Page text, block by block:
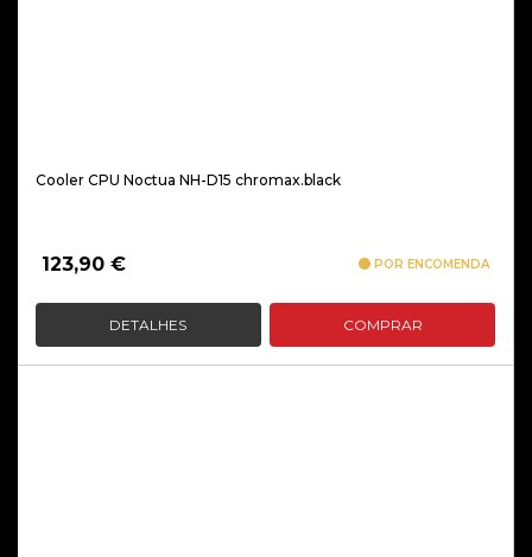
Cooler CPU Noctua NH-D15 chromax.black
123,90 € POR ENCOMENDA
DETALHES COMPRAR